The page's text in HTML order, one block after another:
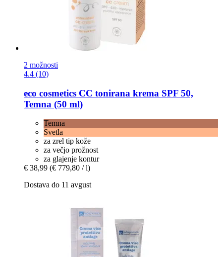
2 možnosti
4.4 (10)
eco cosmetics CC tonirana krema SPF 50,
Temna (50 ml)
Temna
Svetla
za zrel tip kože
za večjo prožnost
za glajenje kontur
€ 38,99 (€ 779,80 / l)
Dostava do 11 avgust